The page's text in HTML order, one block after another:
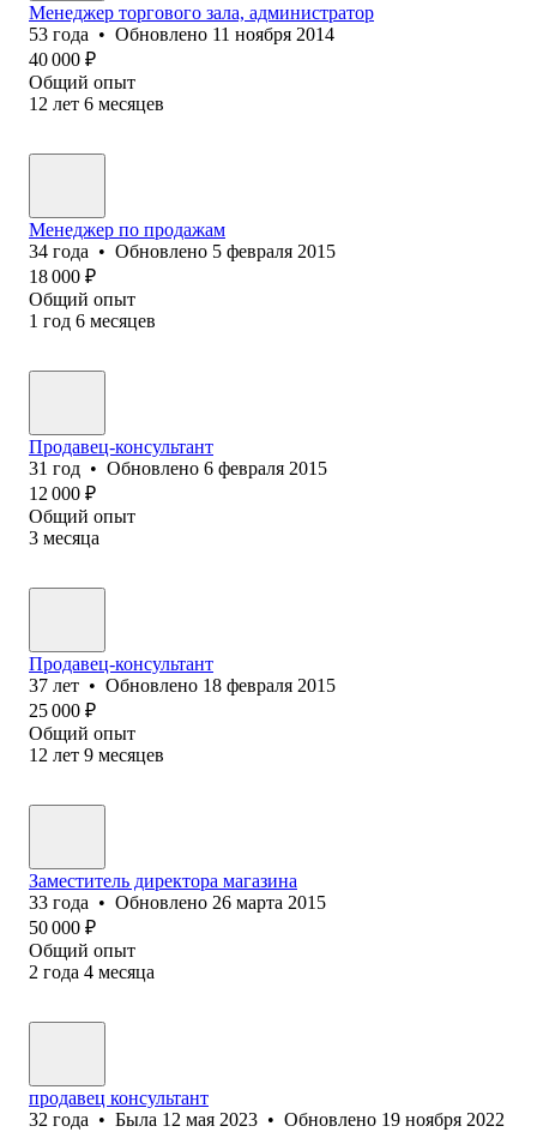
Менеджер торгового зала, администратор
53 года • Обновлено 11 ноября 2014
40 000 ₽
Общий опыт
12 лет 6 месяцев
Менеджер по продажам
34 года • Обновлено 5 февраля 2015
18 000 ₽
Общий опыт
1 год 6 месяцев
Продавец-консультант
31 год • Обновлено 6 февраля 2015
12 000 ₽
Общий опыт
3 месяца
Продавец-консультант
37 лет • Обновлено 18 февраля 2015
25 000 ₽
Общий опыт
12 лет 9 месяцев
Заместитель директора магазина
33 года • Обновлено 26 марта 2015
50 000 ₽
Общий опыт
2 года 4 месяца
продавец консультант
32 года • Была 12 мая 2023 • Обновлено 19 ноября 2022